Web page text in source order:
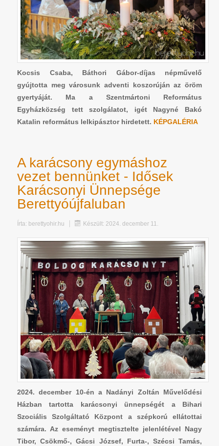
Kocsis Csaba, Báthori Gábor-díjas népművelő
gyújtotta meg városunk adventi koszorúján az öröm
gyertyáját. Ma a Szentmártoni Református
Egyházközség tett szolgálatot, igét Nagyné Bakó
Katalin református lelkipásztor hirdetett. KÉPGALÉRIA
A karácsony egymáshoz
vezet bennünket - Idősek
Karácsonyi Ünnepsége
Berettyóújfaluban
Írta: berettyohir.hu Készült: 2024. december 11.
2024. december 10-én a Nadányi Zoltán Művelődési
Házban tartotta karácsonyi ünnepségét aBihari
Szociális Szolgáltató Központ a szépkorú ellátottai
számára. Az eseményt megtisztelte jelenlétével Nagy
Tibor, Csökmő-, Gácsi József, Furta-, Szécsi Tamás,